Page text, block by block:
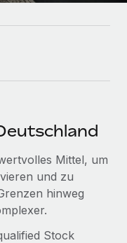
HR & Compliance
Funktionen in deine
QualifikationenMittel, um
und zu
hinweg
Stock